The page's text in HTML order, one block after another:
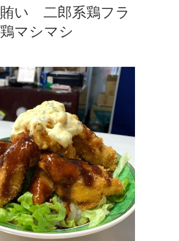
い 二郎系鶏フラ
マシマシ